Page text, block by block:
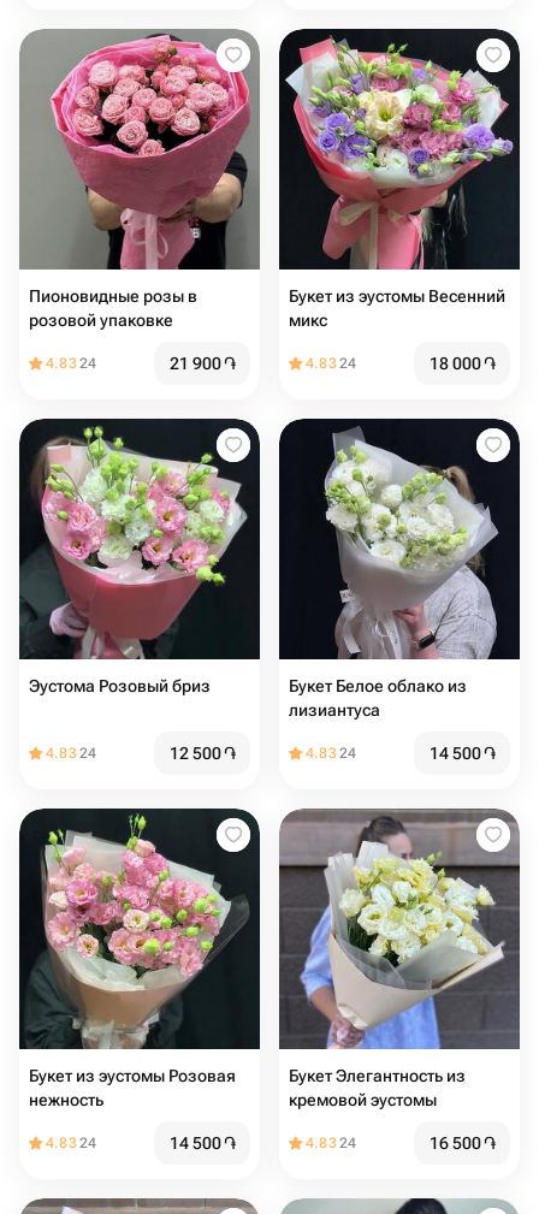
Пионовидные розы в
розовой упаковке
4.8324 21 900֏
Букет из эустомы Весенний
микс
4.8324 18 000֏
Эустома Розовый бриз
4.8324 12 500֏
Букет Белое облако из
лизиантуса
4.8324 14 500֏
Букет из эустомы Розовая
нежность
4.8324 14 500֏
Букет Элегантность из
кремовой эустомы
4.8324 16 500֏